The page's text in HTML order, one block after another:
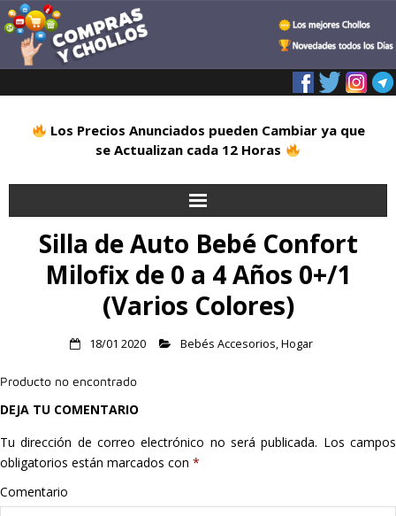
Los Precios Anunciados pueden Cambiar ya que
se Actualizan cada 12 Horas
Inicio
Alimentación
Hogar
Informática
Listas
Silla de Auto Bebé Confort
Milofix de 0 a 4 Años 0+/1
(Varios Colores)
18/01 2020 Bebés Accesorios,Hogar
Producto no encontrado
DEJA TU COMENTARIO
Tu dirección de correo electrónico no será publicada. Los campos
obligatorios están marcados con *
Comentario